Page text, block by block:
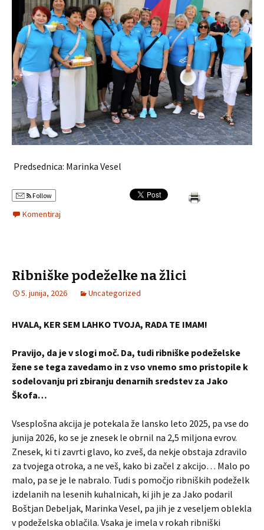
Predsednica: Marinka Vesel
Follow
Komentiraj
Ribniške podeželke na žlici
5. junija, 2026 Uncategorized
HVALA, KER SEM LAHKO TVOJA, RADA TE IMAM!
Pravijo, da je v slogi moč. Da, tudi ribniške podeželske
žene se tega zavedamo in z vso vnemo smo pristopile k
sodelovanju pri zbiranju denarnih sredstev za Jako
Škofa…
Vsesplošna akcija je potekala že lansko leto 2025, pa vse do
junija 2026, ko se je znesek le obrnil na 2,5 miljona evrov.
Znesek, ki ti zavrti glavo, ko zveš, da nekje obstaja zdravilo
za tvojega otroka, a ne veš, kako bi začel z akcijo… Malo po
malo, pa se je le nabralo. Tudi s pomočjo ribniških podeželk
izdelanih na lesenih kuhalnicah, ki jih je za Jako podaril
Boštjan Debeljak, Marinka Vesel, pa jih je z veseljem oblekla
v podeželska oblačila. Vsaka je imela v rokah ribniški